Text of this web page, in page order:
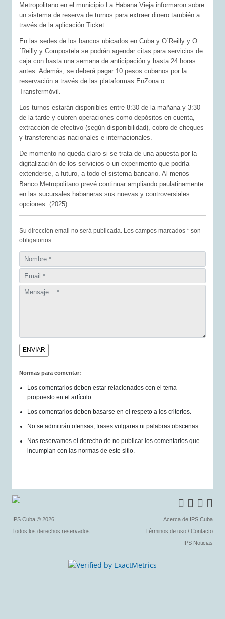
Metropolitano en el municipio La Habana Vieja informaron sobre
un sistema de reserva de turnos para extraer dinero también a
través de la aplicación Ticket.
En las sedes de los bancos ubicados en Cuba y O´Reilly y O
´Reilly y Compostela se podrán agendar citas para servicios de
caja con hasta una semana de anticipación y hasta 24 horas
antes. Además, se deberá pagar 10 pesos cubanos por la
reservación a través de las plataformas EnZona o
Transfermóvil.
Los turnos estarán disponibles entre 8:30 de la mañana y 3:30
de la tarde y cubren operaciones como depósitos en cuenta,
extracción de efectivo (según disponibilidad), cobro de cheques
y transferencias nacionales e internacionales.
De momento no queda claro si se trata de una apuesta por la
digitalización de los servicios o un experimento que podría
extenderse, a futuro, a todo el sistema bancario. Al menos
Banco Metropolitano prevé continuar ampliando paulatinamente
en las sucursales habaneras sus nuevas y controversiales
opciones. (2025)
Su dirección email no será publicada. Los campos marcados * son
obligatorios.
Normas para comentar:
Los comentarios deben estar relacionados con el tema
propuesto en el artículo.
Los comentarios deben basarse en el respeto a los criterios.
No se admitirán ofensas, frases vulgares ni palabras obscenas.
Nos reservamos el derecho de no publicar los comentarios que
incumplan con las normas de este sitio.
IPS Cuba © 2026
Acerca de IPS Cuba
Todos los derechos reservados.
Términos de uso / Contacto
IPS Noticias